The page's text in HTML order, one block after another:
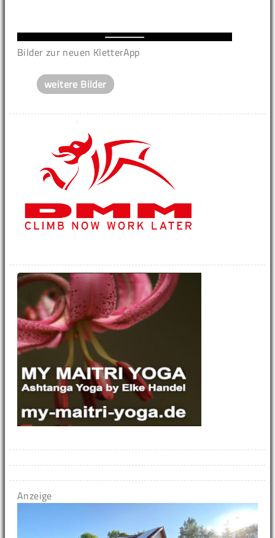
Bilder zur neuen KletterApp
weitere Bilder
Anzeige